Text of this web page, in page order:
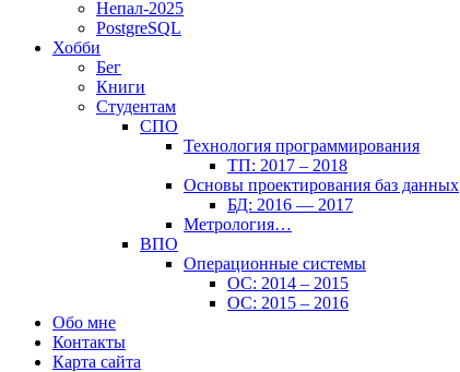
Непал-2025
PostgreSQL
Хобби
Бег
Книги
Студентам
СПО
Технология программирования
ТП: 2017 – 2018
Основы проектирования баз данных
БД: 2016 — 2017
Метрология…
ВПО
Операционные системы
ОС: 2014 – 2015
ОС: 2015 – 2016
Обо мне
Контакты
Карта сайта